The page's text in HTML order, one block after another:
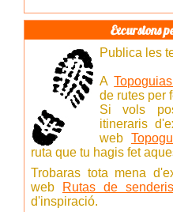
Excursions
Publica les
A
de rutes per
Si vols
itineraris
web
ruta que tu hagis fet
Trobaras tota mena
web
Rutas de
d'inspiració.